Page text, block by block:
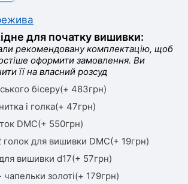
для початку вишивки:
рекомендовану комплектацію, щоб
оформити замовлення. Ви
її на власний розсуд
бісеру(+ 483грн)
і голка(+ 47грн)
DMC(+ 550грн)
голок для вишивки DMC(+ 19грн)
вишивки d17(+ 57грн)
золоті(+ 179грн)